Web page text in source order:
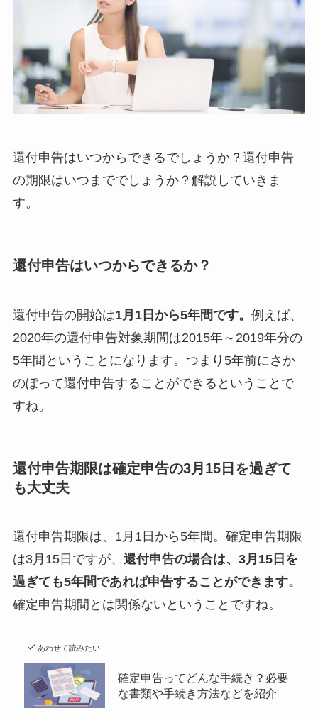
還付申告はいつからできるでしょうか？還付申告
の期限はいつまででしょうか？解説していきま
す。
還付申告はいつからできるか？
還付申告の開始は1月1日から5年間です。 例えば、
2020年の還付申告対象期間は2015年～2019年分の
5年間ということになります。つまり5年前にさか
のぼって還付申告することができるということで
すね。
還付申告期限は確定申告の3月15日を過ぎて
も大丈夫
還付申告期限は、1月1日から5年間。確定申告期限
は3月15日ですが、 還付申告の場合は、3月15日を
過ぎても5年間であれば申告することができます。
確定申告期間とは関係ないということですね。
あわせて読みたい
確定申告ってどんな手続き？必要
な書類や手続き方法などを紹介